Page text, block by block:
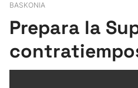
Pelota
BASKONIA
Prepara la